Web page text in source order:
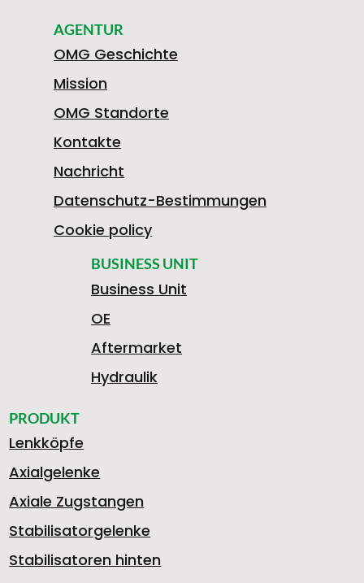
N
1
9
8
1
3
BUSINESS UNIT
Business Unit
OE
Aftermarket
Hydraulik
PRODUKT
Lenkköpfe
Axialgelenke
Axiale Zugstangen
Stabilisatorgelenke
Stabilisatoren hinten
AGENTUR
OMG Geschichte
Mission
OMG Standorte
Kontakte
Nachricht
Datenschutz-Bestimmungen
Cookie policy